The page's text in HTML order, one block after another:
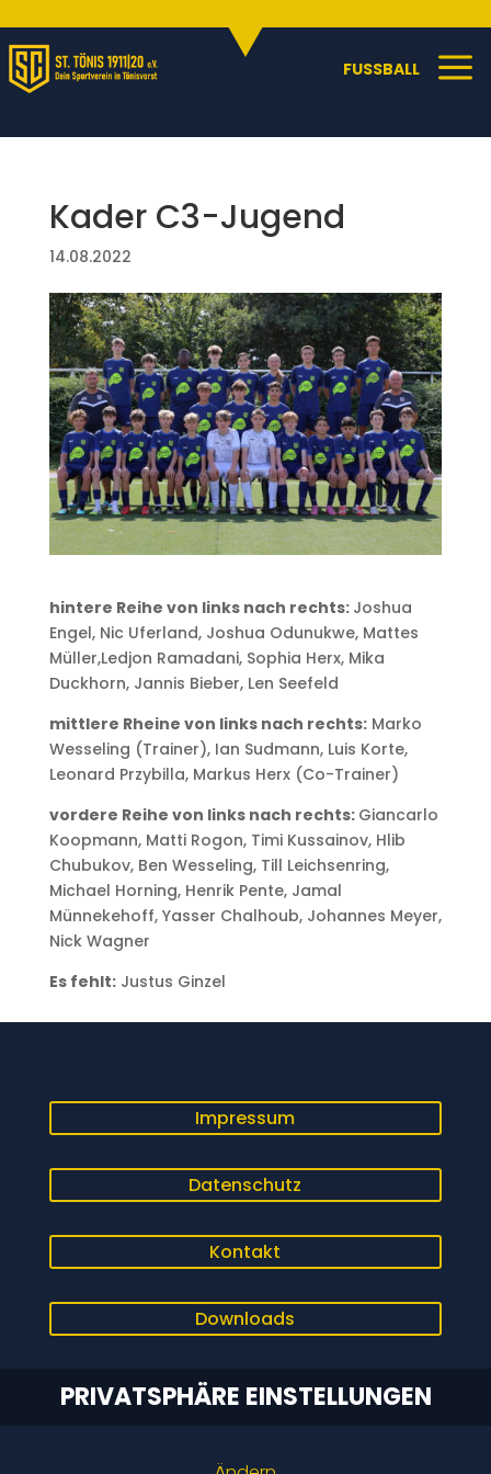
C
FUSSBALL a
Kader C3-Jugend
14.08.2022
hintere Reihe von links nach rechts: Joshua
Engel, Nic Uferland, Joshua Odunukwe, Mattes
Müller,Ledjon Ramadani, Sophia Herx, Mika
Duckhorn, Jannis Bieber, Len Seefeld
mittlere Rheine von links nach rechts:Marko
Wesseling (Trainer), Ian Sudmann, Luis Korte,
Leonard Przybilla, Markus Herx (Co-Trainer)
vordere Reihe von links nach rechts: Giancarlo
Koopmann, Matti Rogon, Timi Kussainov, Hlib
Chubukov, Ben Wesseling, Till Leichsenring,
Michael Horning, Henrik Pente, Jamal
Münnekehoff, Yasser Chalhoub, Johannes Meyer,
Nick Wagner
Es fehlt:Justus Ginzel
Impressum
Datenschutz
Kontakt
Downloads
PRIVATSPHÄRE EINSTELLUNGEN